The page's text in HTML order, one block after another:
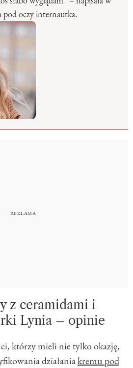
oczy internautka.
z ceramidami i
Lynia – opinie
którzy mieli nie tylko okazję,
działaniakremu pod